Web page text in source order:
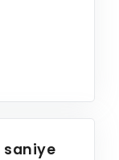
saniye